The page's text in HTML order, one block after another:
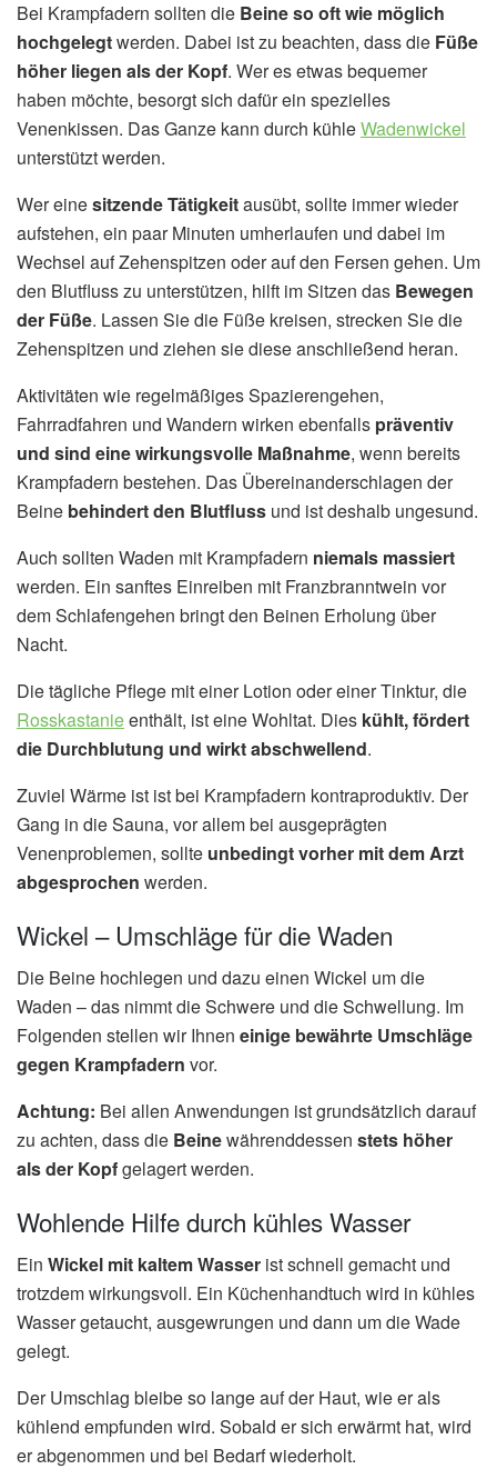
Bei Krampfadern sollten die Beine so oft wie möglich
hochgelegtwerden. Dabei ist zu beachten, dass die Füße
höher liegen als der Kopf. Wer es etwas bequemer
haben möchte, besorgt sich dafür ein spezielles
Venenkissen. Das Ganze kann durch kühleWadenwickel
unterstützt werden.
Wer einesitzende Tätigkeitausübt, sollte immer wieder
aufstehen, ein paar Minuten umherlaufen und dabei im
Wechsel auf Zehenspitzen oder auf den Fersen gehen. Um
den Blutfluss zu unterstützen, hilft im Sitzen das Bewegen
der Füße. Lassen Sie die Füße kreisen, strecken Sie die
Zehenspitzen und ziehen sie diese anschließend heran.
Aktivitäten wie regelmäßiges Spazierengehen,
Fahrradfahren und Wandern wirken ebenfalls präventiv
und sind eine wirkungsvolle Maßnahme, wenn bereits
Krampfadern bestehen. Das Übereinanderschlagen der
Beine behindert den Blutfluss und ist deshalb ungesund.
Auch sollten Waden mit Krampfadern niemals massiert
werden. Ein sanftes Einreiben mit Franzbranntwein vor
dem Schlafengehen bringt den Beinen Erholung über
Nacht.
Die tägliche Pflege mit einer Lotion oder einer Tinktur, die
Rosskastanieenthält, ist eine Wohltat. Dies kühlt, fördert
die Durchblutung und wirkt abschwellend.
Zuviel Wärme ist ist bei Krampfadern kontraproduktiv. Der
Gang in die Sauna, vor allem bei ausgeprägten
Venenproblemen, sollte unbedingt vorher mit dem Arzt
abgesprochen werden.
Wickel – Umschläge für die Waden
Die Beine hochlegen und dazu einen Wickel um die
Waden – das nimmt die Schwere und die Schwellung. Im
Folgenden stellen wir Ihnen einige bewährte Umschläge
gegen Krampfadern vor.
Achtung: Bei allen Anwendungen ist grundsätzlich darauf
zu achten, dass die Beinewährenddessen stets höher
als der Kopfgelagert werden.
Wohlende Hilfe durch kühles Wasser
Ein Wickel mit kaltem Wasser ist schnell gemacht und
trotzdem wirkungsvoll. Ein Küchenhandtuch wird in kühles
Wasser getaucht, ausgewrungen und dann um die Wade
gelegt.
Der Umschlag bleibe so lange auf der Haut, wie er als
kühlend empfunden wird. Sobald er sich erwärmt hat, wird
er abgenommen und bei Bedarf wiederholt.